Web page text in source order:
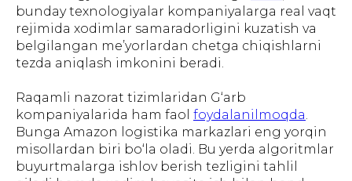
bunday texnologiyalar kompaniyalarga real vaqt
rejimida xodimlar samaradorligini kuzatish va
belgilangan me’yorlardan chetga chiqishlarni
tezda aniqlash imkonini beradi.
Raqamli nazorat tizimlaridan G‘arb
kompaniyalarida ham faol foydalanilmoqda.
Bunga Amazon logistika markazlari eng yorqin
misollardan biri bo‘la oladi. Bu yerda algoritmlar
buyurtmalarga ishlov berish tezligini tahlil